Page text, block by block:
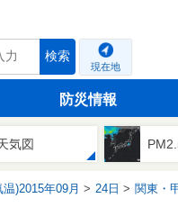
検索
現在地
防災情報
気図
)2015年09月 24日 関東・